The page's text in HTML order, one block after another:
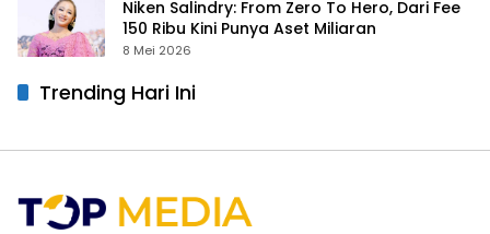
Niken Salindry: From Zero To Hero, Dari Fee
150 Ribu Kini Punya Aset Miliaran
8 Mei 2026
Trending Hari Ini